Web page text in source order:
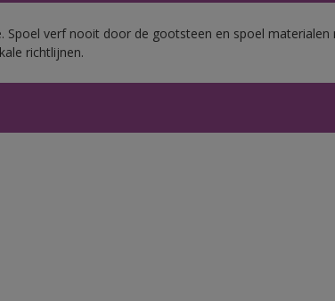
Spoel verf nooit door de gootsteen en spoel materialen
richtlijnen.